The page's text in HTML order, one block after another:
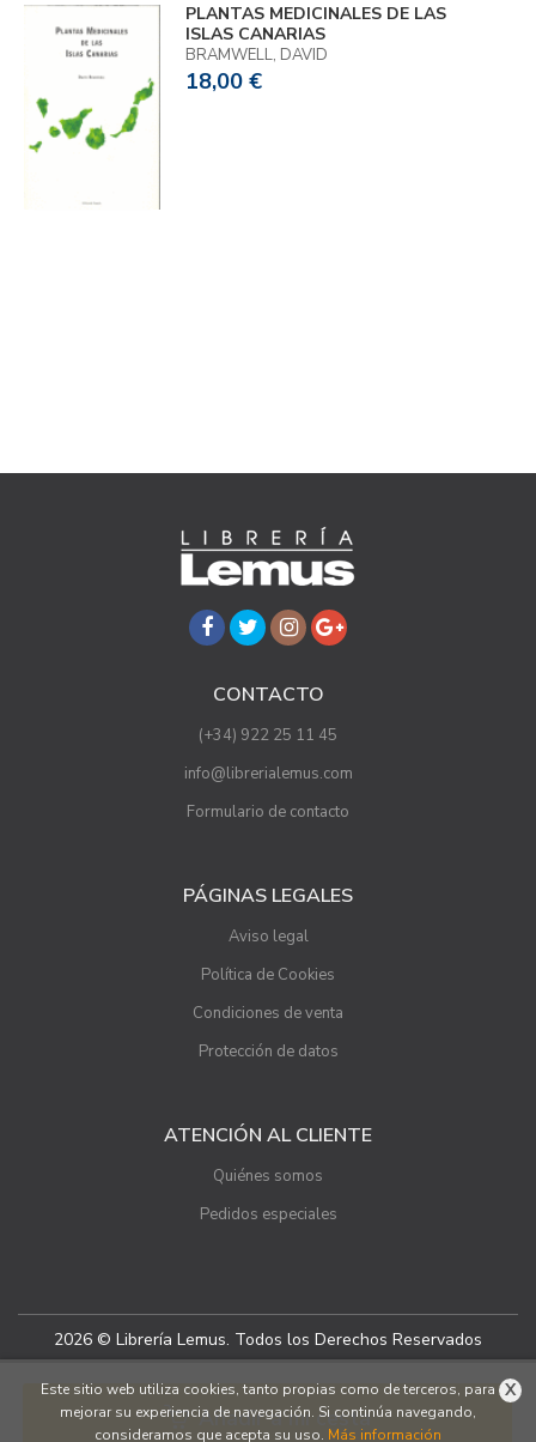
Añadir a mi cesta
PLANTAS MEDICINALES DE LAS
ISLAS CANARIAS
BRAMWELL, DAVID
18,00 €
CONTACTO
(+34) 922 25 11 45
info@librerialemus.com
Formulario de contacto
PÁGINAS LEGALES
Aviso legal
Política de Cookies
Condiciones de venta
Protección de datos
ATENCIÓN AL CLIENTE
Quiénes somos
Pedidos especiales
2026 © Librería Lemus. Todos los Derechos Reservados
X
Este sitio web utiliza cookies, tanto propias como de terceros, para
mejorar su experiencia de navegación. Si continúa navegando,
consideramos que acepta su uso. Más información